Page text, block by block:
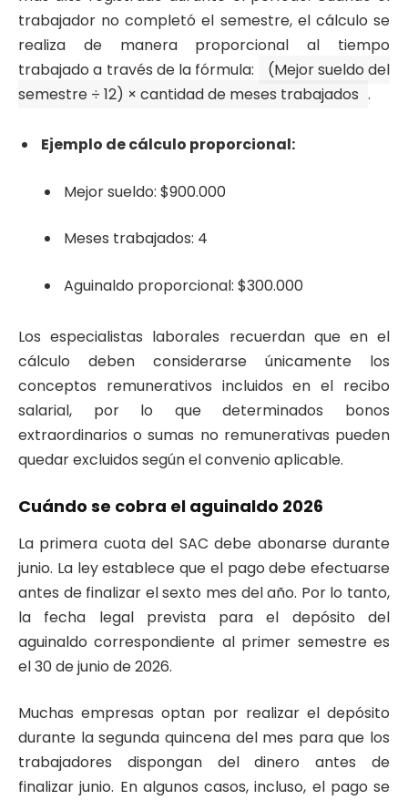
trabajador no completó el semestre, el cálculo se
realiza de manera proporcional al tiempo
trabajado a través de la fórmula:
(Mejor sueldo del
semestre ÷ 12) × cantidad de meses trabajados .
Ejemplo de cálculo proporcional:
Mejor sueldo: $900.000
Meses trabajados: 4
Aguinaldo proporcional: $300.000
Los especialistas laborales recuerdan que en el
cálculo deben considerarse únicamente los
conceptos remunerativos incluidos en el recibo
salarial, por lo que determinados bonos
extraordinarios o sumas no remunerativas pueden
quedar excluidos según el convenio aplicable.
Cuándo se cobra el aguinaldo 2026
La primera cuota del SAC debe abonarse durante
junio. La ley establece que el pago debe efectuarse
antes de finalizar el sexto mes del año. Por lo tanto,
la fecha legal prevista para el depósito del
aguinaldo correspondiente al primer semestre es
el 30 de junio de 2026.
Muchas empresas optan por realizar el depósito
durante la segunda quincena del mes para que los
trabajadores dispongan del dinero antes de
finalizar junio. En algunos casos, incluso, el pago se